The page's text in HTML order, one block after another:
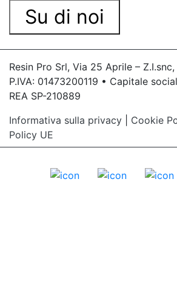
Su di noi
Resin Pro Srl, Via 25 Aprile –
P.IVA: 01473200119 • Capitale
REA SP-210889
Informativa sulla privacy
Cookie
Policy UE